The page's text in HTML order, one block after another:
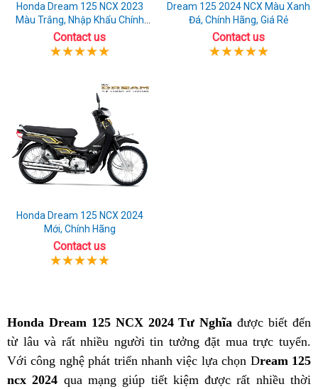
Honda Dream 125 NCX 2023
Màu Trắng, Nhập Khẩu Chính
Hãng
Contact us
Dream 125 2024 NCX Màu Xanh
Đá, Chính Hãng, Giá Rẻ
Contact us
Honda Dream 125 NCX 2024
Mới, Chính Hãng
Contact us
Honda Dream 125 NCX 2024 Tư Nghĩa được biết đến
từ lâu và rất nhiều người tin tưởng đặt mua trực tuyến.
Với công nghệ phát triển nhanh việc lựa chọn Dream 125
ncx 2024 qua mạng giúp tiết kiệm được rất nhiều thời